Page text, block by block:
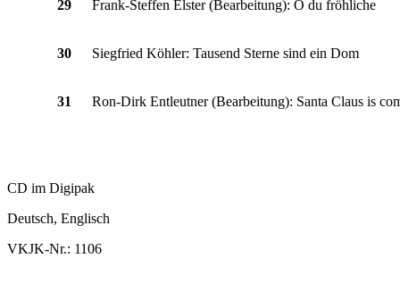
29 Frank-Steffen Elster (Bearbeitung): O du fröhliche
30 Siegfried Köhler: Tausend Sterne sind ein Dom
31 Ron-Dirk Entleutner (Bearbeitung): Santa Claus is
CD im Digipak
Deutsch, Englisch
VKJK-Nr.: 1106